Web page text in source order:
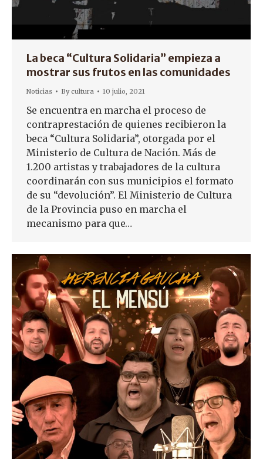
La beca “Cultura Solidaria” empieza a
mostrar sus frutos en las comunidades
Noticias Bycultura 10 julio, 2021
Se encuentra en marcha el proceso de
contraprestación de quienes recibieron la
beca “Cultura Solidaria”, otorgada por el
Ministerio de Cultura de Nación. Más de
1.200 artistas y trabajadores de la cultura
coordinarán con sus municipios el formato
de su “devolución”. El Ministerio de Cultura
de la Provincia puso en marcha el
mecanismo para que…